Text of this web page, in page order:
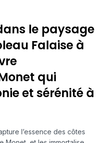
le paysage
Falaise à
qui
et sérénité à
l’essence des côtes